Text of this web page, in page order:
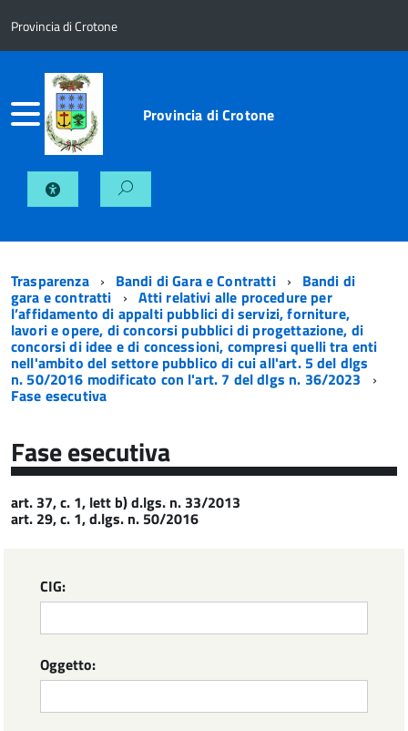
Provincia di Crotone
Provincia di Crotone
Trasparenza Bandi di Gara e Contratti Bandi di
gara e contratti Atti relativi alle procedure per
l’affidamento di appalti pubblici di servizi, forniture,
lavori e opere, di concorsi pubblici di progettazione, di
concorsi di idee e di concessioni, compresi quelli tra enti
nell'ambito del settore pubblico di cui all'art. 5 del dlgs
n. 50/2016 modificato con l'art. 7 del dlgs n. 36/2023
Fase esecutiva
Fase esecutiva
art. 37, c. 1, lett b) d.lgs. n. 33/2013
art. 29, c. 1, d.lgs. n. 50/2016
CIG:
Oggetto: